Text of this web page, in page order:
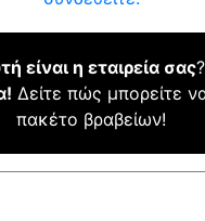
είναι η εταιρεία σας?
Δείτε πώς μπορείτε
πακέτο βραβείων!